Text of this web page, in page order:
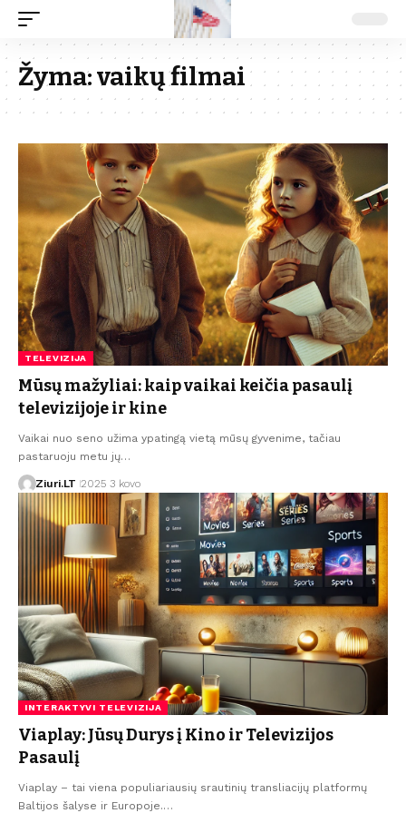
Žyma:vaikų filmai
TELEVIZIJA
Mūsų mažyliai: kaip vaikai keičia pasaulį
televizijoje ir kine
Vaikai nuo seno užima ypatingą vietą mūsų gyvenime, tačiau
pastaruoju metu jų…
Ziuri.LT 2025 3 kovo
INTERAKTYVI TELEVIZIJA
Viaplay: Jūsų Durys į Kino ir Televizijos
Pasaulį
Viaplay – tai viena populiariausių srautinių transliacijų platformų
Baltijos šalyse ir Europoje.…